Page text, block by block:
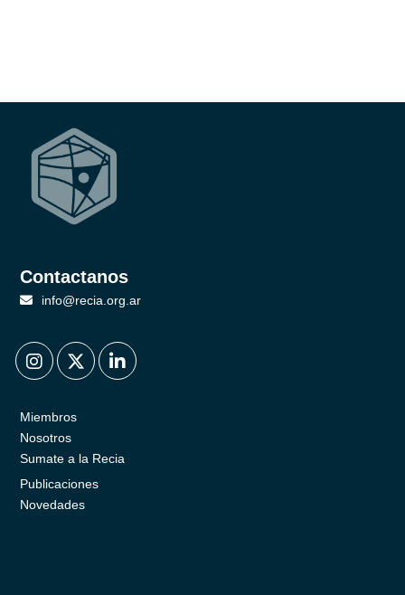
Contactanos
info@recia.org.ar
. . .
Miembros
Nosotros
Sumate a la Recia
Publicaciones
Novedades